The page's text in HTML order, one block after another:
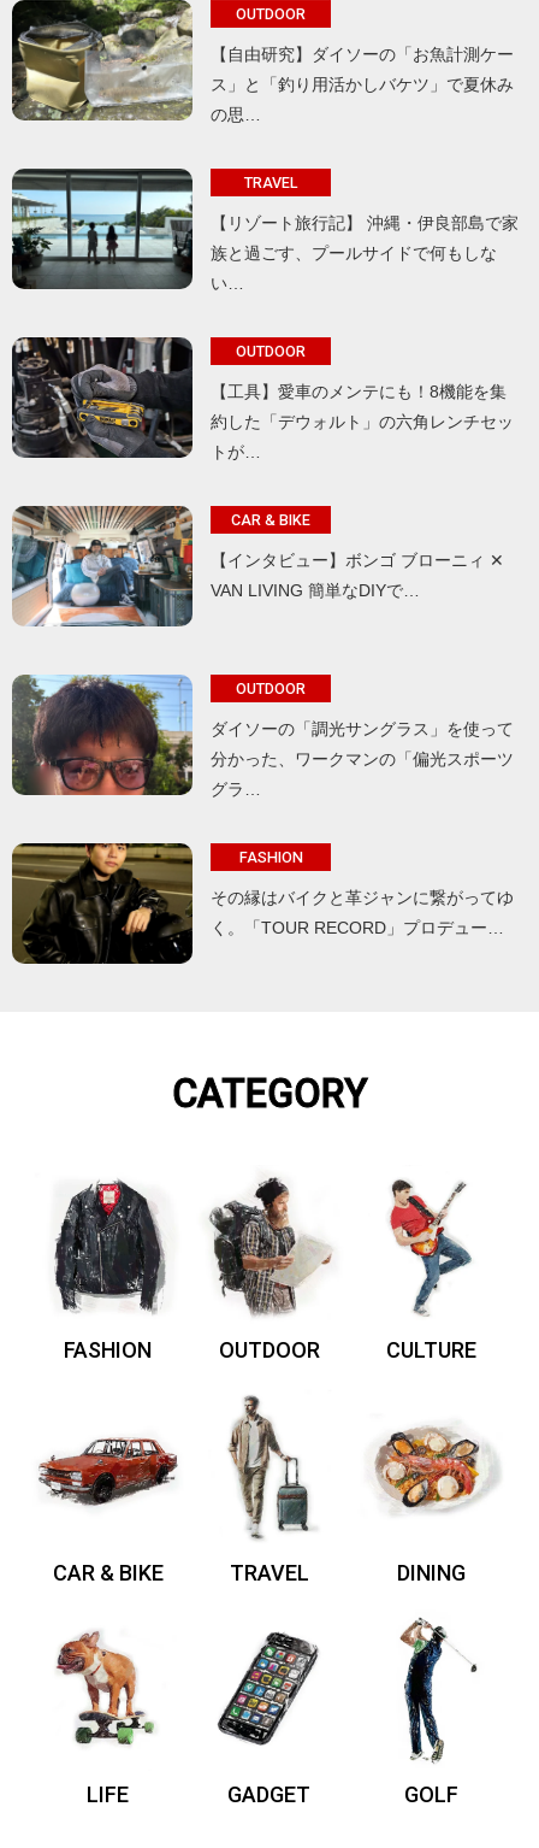
OUTDOOR
【自由研究】ダイソーの「お魚計測ケー
ス」と「釣り用活かしバケツ」で夏休み
の思…
TRAVEL
【リゾート旅行記】 沖縄・伊良部島で家
族と過ごす、プールサイドで何もしな
い…
OUTDOOR
【工具】愛車のメンテにも！8機能を集
約した「デウォルト」の六角レンチセッ
トが…
CAR & BIKE
【インタビュー】ボンゴ ブローニィ ✕
VAN LIVING 簡単なDIYで…
OUTDOOR
ダイソーの「調光サングラス」を使って
分かった、ワークマンの「偏光スポーツ
グラ…
FASHION
その縁はバイクと革ジャンに繋がってゆ
く。「TOUR RECORD」プロデュー…
CATEGORY
FASHION OUTDOOR CULTURE
CAR & BIKE TRAVEL DINING
LIFE GADGET GOLF